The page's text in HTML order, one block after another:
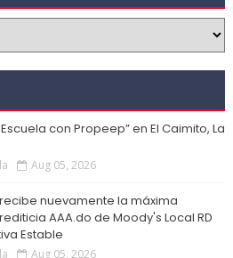
con Propeep” en El Caimito, La
Aug 05, 2026
nuevamente la máxima
AAA.do de Moody's Local RD
Estable
Aug 05, 2026